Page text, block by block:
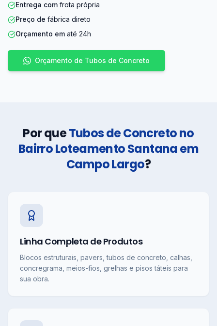
Entrega com frota própria
Preço de fábrica direto
Orçamento em até 24h
Orçamento de Tubos de Concreto
Por queTubos de Concreto no
Bairro Loteamento Santana em
Campo Largo?
Linha Completa de Produtos
Blocos estruturais, pavers, tubos de concreto, calhas,
concregrama, meios-fios, grelhas e pisos táteis para
sua obra.